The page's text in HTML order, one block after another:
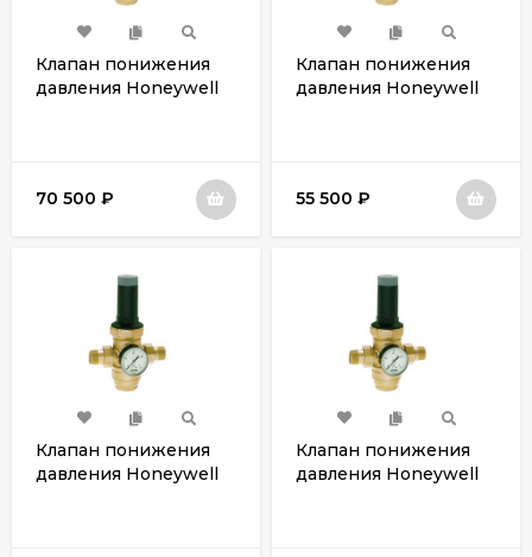
Клапан понижения
давления Honeywell
70 500 ₽
Клапан понижения
давления Honeywell
55 500 ₽
Клапан понижения
давления Honeywell
Клапан понижения
давления Honeywell